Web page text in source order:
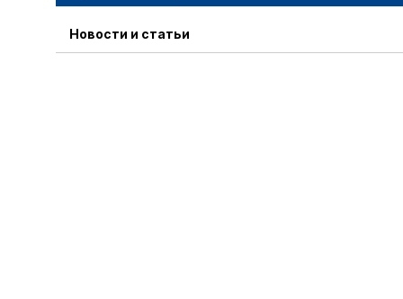
Новости и статьи